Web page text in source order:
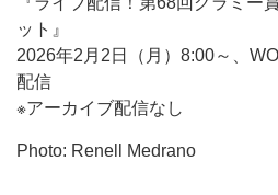
ット』
2026年2月2日（月）8:00～、
配信
※アーカイブ配信なし
Photo: Renell Medrano